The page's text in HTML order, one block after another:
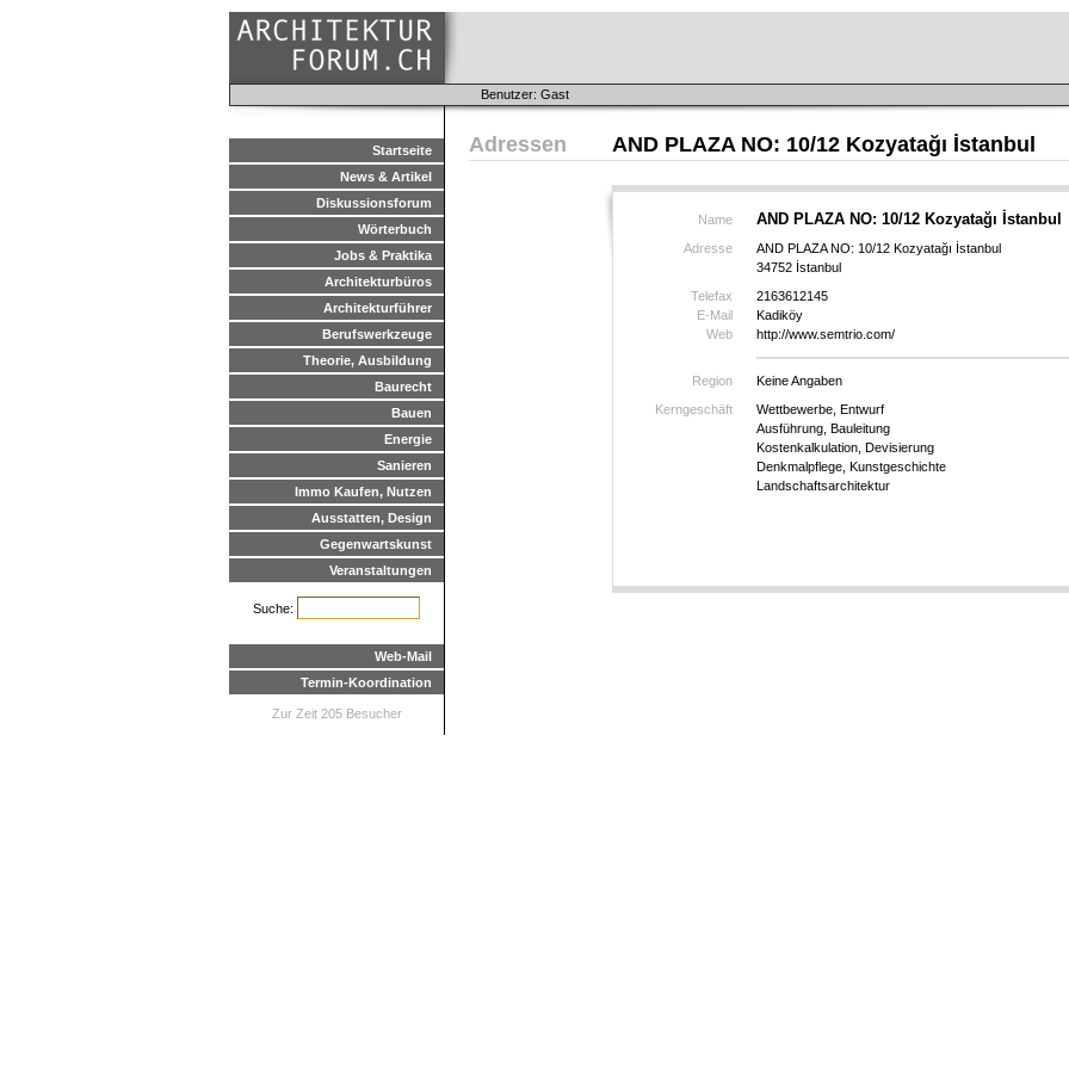
Benutzer: Gast
Startseite
News & Artikel
Diskussionsforum
Wörterbuch
Jobs & Praktika
Architekturbüros
Architekturführer
Berufswerkzeuge
Theorie, Ausbildung
Baurecht
Bauen
Energie
Sanieren
Immo Kaufen, Nutzen
Ausstatten, Design
Gegenwartskunst
Veranstaltungen
Suche:
Web-Mail
Termin-Koordination
Zur Zeit 205 Besucher
Adressen AND PLAZA NO: 10/12 Kozyatağı İstanbul
Name AND PLAZA NO: 10/12 Kozyatağı İstanbul
Adresse
AND PLAZA NO: 10/12 Kozyatağı İstanbul
34752 İstanbul
Telefax
2163612145
E-Mail
Kadiköy
Web
http://www.semtrio.com/
Region
Keine Angaben
Kerngeschäft
Wettbewerbe, Entwurf
Ausführung, Bauleitung
Kostenkalkulation, Devisierung
Denkmalpflege, Kunstgeschichte
Landschaftsarchitektur